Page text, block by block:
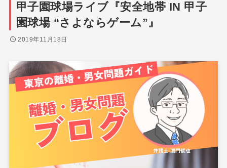
甲子園球場ライブ『安全地帯 IN 甲子
園球場 “さよならゲーム”』
2019年11月18日